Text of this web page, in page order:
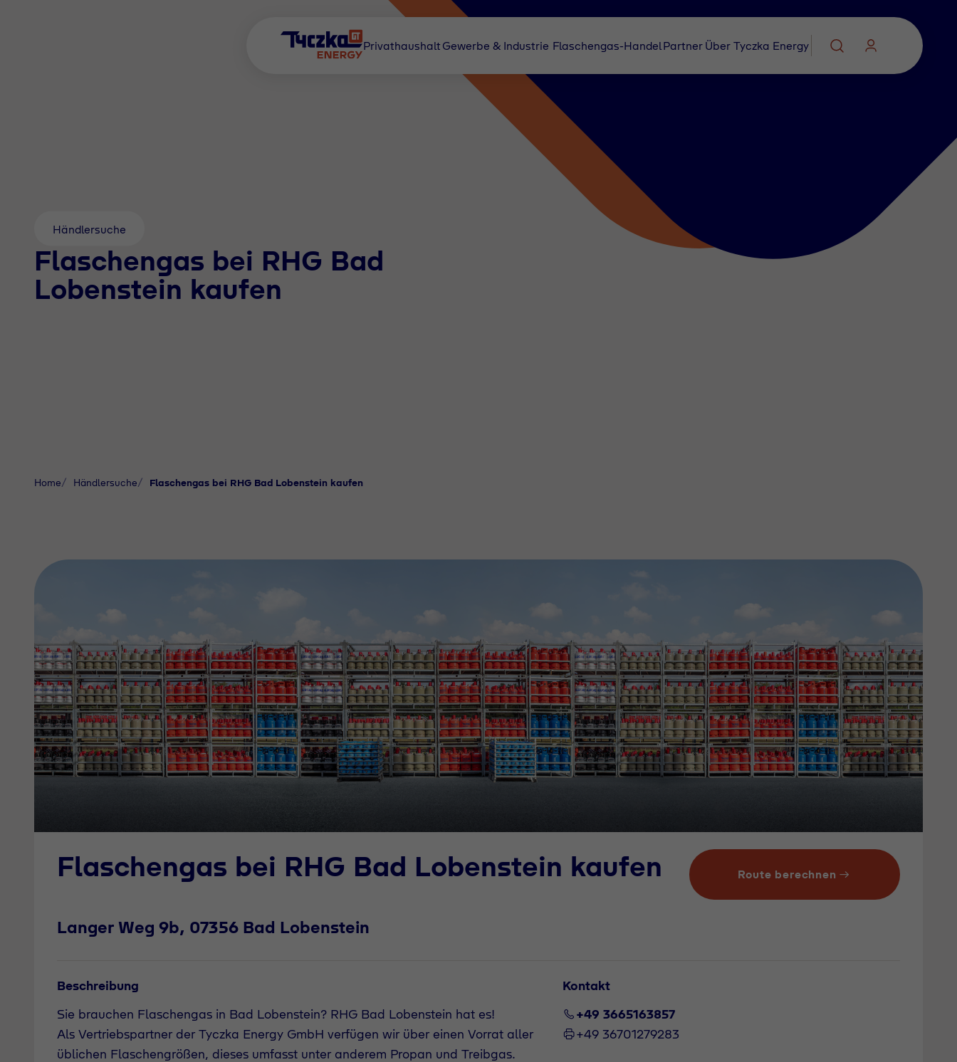
Privathaushalt Gewerbe & Industrie Flaschengas-Handel Partner Über Tyczka Energy
Händlersuche
Flaschengas bei RHG Bad
Lobenstein kaufen
Home Händlersuche Flaschengas bei RHG Bad Lobenstein kaufen
Flaschengas bei RHG Bad Lobenstein kaufen
Langer Weg 9b, 07356 Bad Lobenstein
Route berechnen
Beschreibung
Sie brauchen Flaschengas in Bad Lobenstein? RHG Bad Lobenstein hat es!
Als Vertriebspartner der Tyczka Energy GmbH verfügen wir über einen Vorrat aller
üblichen Flaschengrößen, dieses umfasst unter anderem Propan und Treibgas.
Kontakt
+49 3665163857
+49 36701279283